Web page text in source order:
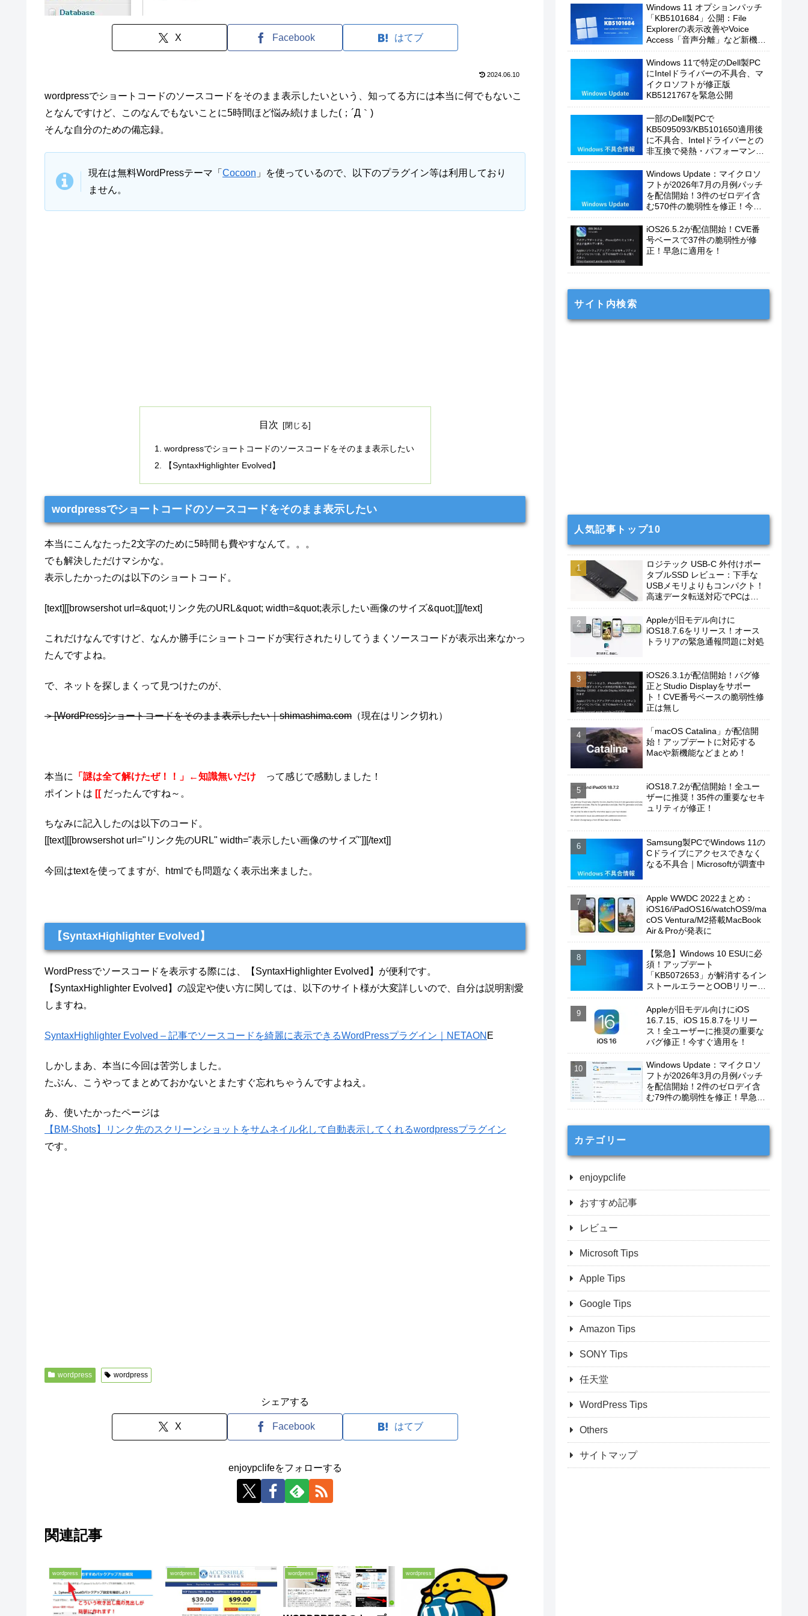
X Facebook はてブ
2024.06.10
wordpressでショートコードのソースコードをそのまま表示したいという、知ってる方には本当に何でもないこ
となんですけど、このなんでもないことに5時間ほど悩み続けました(；´Д｀)
そんな自分のための備忘録。
現在は無料WordPressテーマ「 Cocoon 」を使っているので、以下のプラグイン等は利用しており
ません。
目次
wordpressでショートコードのソースコードをそのまま表示したい
【SyntaxHighlighter Evolved】
wordpressでショートコードのソースコードをそのまま表示したい
本当にこんなたった2文字のために5時間も費やすなんて。。。
でも解決しただけマシかな。
表示したかったのは以下のショートコード。
[text][[browsershot url=&quot;リンク先のURL&quot; width=&quot;表示したい画像のサイズ&quot;]][/text]
これだけなんですけど、なんか勝手にショートコードが実行されたりしてうまくソースコードが表示出来なかっ
たんですよね。
で、ネットを探しまくって見つけたのが、
＞[WordPress]ショートコードをそのまま表示したい｜shimashima.com （現在はリンク切れ）
本当に 「謎は全て解けたぜ！！」←知識無いだけ って感じで感動しました！
ポイントは [[だったんですね～。
ちなみに記入したのは以下のコード。
[[text][[browsershot url="リンク先のURL" width="表示したい画像のサイズ"]][/text]]
今回はtextを使ってますが、htmlでも問題なく表示出来ました。
【SyntaxHighlighter Evolved】
WordPressでソースコードを表示する際には、【SyntaxHighlighter Evolved】が便利です。
【SyntaxHighlighter Evolved】の設定や使い方に関しては、以下のサイト様が大変詳しいので、自分は説明割愛
しますね。
SyntaxHighlighter Evolved – 記事でソースコードを綺麗に表示できるWordPressプラグイン｜NETAON E
しかしまあ、本当に今回は苦労しました。
たぶん、こうやってまとめておかないとまたすぐ忘れちゃうんですよねえ。
あ、使いたかったページは
【BM-Shots】リンク先のスクリーンショットをサムネイル化して自動表示してくれるwordpressプラグイン
です。
wordpress wordpress
シェアする
X Facebook はてブ
enjoypclifeをフォローする
関連記事
wordpress wordpress wordpress wordpress
Windows 11 オプションパッチ
「KB5101684」公開：File
Explorerの表示改善やVoice
Access「音声分離」など新機能
Windows 11で特定のDell製PC
にIntelドライバーの不具合、マ
イクロソフトが修正版
KB5121767を緊急公開
一部のDell製PCで
KB5095093/KB5101650適用後
に不具合、Intelドライバーとの
非互換で発熱・パフォーマンス
Windows Update：マイクロソ
フトが2026年7月の月例パッチ
を配信開始！3件のゼロデイ含
む570件の脆弱性を修正！今す
iOS26.5.2が配信開始！CVE番
号ベースで37件の脆弱性が修
正！早急に適用を！
サイト内検索
人気記事トップ10
ロジテック USB-C 外付けポー
タブルSSD レビュー：下手な
USBメモリよりもコンパクト！
高速データ転送対応でPCは勿
もおすすめ！
Appleが旧モデル向けに
iOS18.7.6をリリース！オース
トラリアの緊急通報問題に対処
iOS26.3.1が配信開始！バグ修
正とStudio Displayをサポー
ト！CVE番号ベースの脆弱性修
正は無し
「macOS Catalina」が配信開
始！アップデートに対応する
Macや新機能などまとめ！
iOS18.7.2が配信開始！全ユー
ザーに推奨！35件の重要なセキ
ュリティが修正！
Samsung製PCでWindows 11の
Cドライブにアクセスできなく
なる不具合｜Microsoftが調査中
Apple WWDC 2022まとめ：
iOS16/iPadOS16/watchOS9/ma
cOS Ventura/M2搭載MacBook
Air＆Proが発表に
【緊急】Windows 10 ESUに必
須！アップデート
「KB5072653」が解消するイン
ストールエラーとOOBリリース
Appleが旧モデル向けにiOS
16.7.15、iOS 15.8.7をリリー
ス！全ユーザーに推奨の重要な
バグ修正！今すぐ適用を！
Windows Update：マイクロソ
フトが2026年3月の月例パッチ
を配信開始！2件のゼロデイ含
む79件の脆弱性を修正！早急に
カテゴリー
enjoypclife
おすすめ記事
レビュー
Microsoft Tips
Apple Tips
Google Tips
Amazon Tips
SONY Tips
任天堂
WordPress Tips
Others
サイトマップ